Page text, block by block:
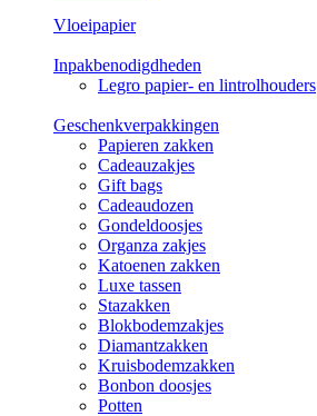
Vloeipapier
Inpakbenodigdheden
Legro papier- en lintrolhouders
Geschenkverpakkingen
Papieren zakken
Cadeauzakjes
Gift bags
Cadeaudozen
Gondeldoosjes
Organza zakjes
Katoenen zakken
Luxe tassen
Stazakken
Blokbodemzakjes
Diamantzakken
Kruisbodemzakken
Bonbon doosjes
Potten